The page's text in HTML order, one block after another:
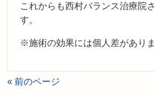
これからも西村バランス治療院
す。
※施術の効果には個人差がありま
« 前のページ